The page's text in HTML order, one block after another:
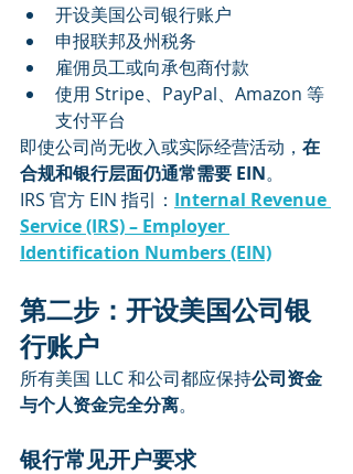
开设美国公司银行账户
申报联邦及州税务
雇佣员工或向承包商付款
使用 Stripe、PayPal、Amazon 等
支付平台
即使公司尚无收入或实际经营活动， 在
合规和银行层面仍通常需要 EIN。
IRS 官方 EIN 指引： Internal Revenue
Service (IRS) – Employer
Identification Numbers (EIN)
第二步：开设美国公司银
行账户
所有美国 LLC 和公司都应保持公司资金
与个人资金完全分离。
银行常见开户要求